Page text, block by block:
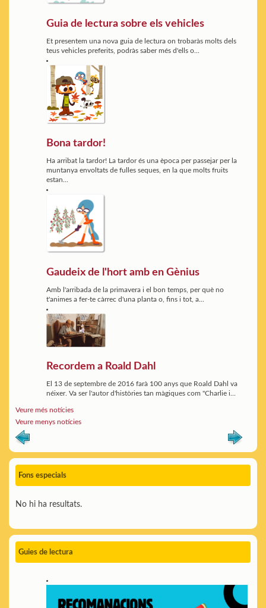
Guia de lectura sobre els vehicles
Et presentem una nova guia de lectura on trobaràs molts dels
teus vehicles preferits, podràs saber més d'ells o...
Bona tardor!
Ha arribat la tardor! La tardor és una època per passejar per la
muntanya envoltats de fulles seques, en la que molts fruits
estan...
Gaudeix de l'hort amb en Gènius
Amb l'arribada de la primavera i el bon temps, per què no
t'animes a fer-te càrrec d'una planta o, fins i tot, a...
Recordem a Roald Dahl
El 13 de septembre de 2016 farà 100 anys que Roald Dahl va
néixer. Va ser l'autor d'històries tan màgiques com "Charlie i...
Veure més notícies
Veure menys notícies
Fons especials
No hi ha resultats.
Guies de lectura